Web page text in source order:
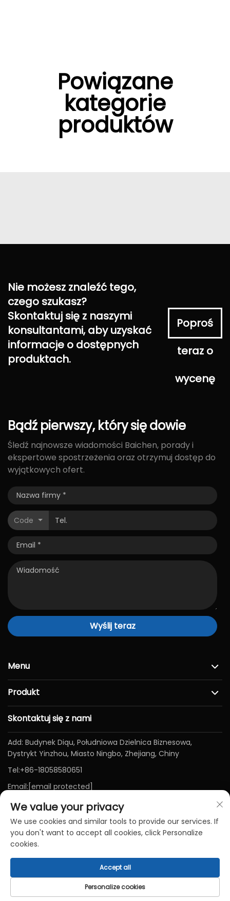
Powiązane
kategorie
produktów
Nie możesz znaleźć tego,
czego szukasz?
Skontaktuj się z naszymi
konsultantami, aby uzyskać
informacje o dostępnych
produktach.
Poproś
teraz o
wycenę
Bądź pierwszy, którysiędowie
Śledź najnowsze wiadomości Baichen, porady i
ekspertowe spostrzeżenia oraz otrzymuj dostęp do
wyjątkowych ofert.
Code
Wyślij teraz
Menu
Produkt
Skontaktuj się z nami
Add: Budynek Diqu, Południowa Dzielnica Biznesowa,
Dystrykt Yinzhou, Miasto Ningbo, Zhejiang, Chiny
Tel:+86-18058580651
Email: [email protected]
Prawa autorskie © Ningbo Baichen Medical Devices Co., LTD.
Wszelkie prawa zastrzeżone-Polityka prywatności
We value your privacy
We use cookies and similar tools to provide our services. If
you don't want to accept all cookies, click Personalize
cookies.
Personalize cookies
Accept all